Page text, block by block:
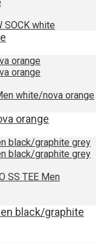
SOCK white
white/nova orange
orange
SS TEE Men
black/graphite